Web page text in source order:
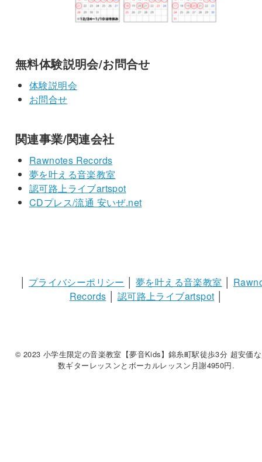
無料体験説明会/お問合せ
体験説明会
お問合せ
関連事業/関連会社
Rawnotes Records
夢を叶える音楽教室
認可路上ライブartspot
CDプレス/流通 安いぜ.net
プライバシーポリシー │夢を叶える音楽教室
Records
認可路上ライブartspot
© 2023 小学生限定の音楽教室【夢音Kids】錦糸町駅徒歩3分 超安価
数ギターレッスンとボーカルレッスン月謝4950円.